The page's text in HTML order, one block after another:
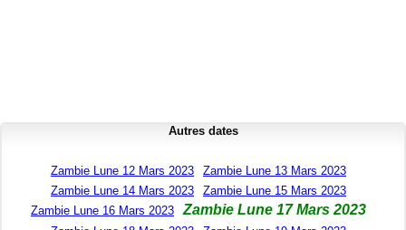
Autres dates
Zambie Lune 12 Mars 2023
Zambie Lune 13 Mars 2023
Zambie Lune 14 Mars 2023
Zambie Lune 15 Mars 2023
Zambie Lune 16 Mars 2023
Zambie Lune 17 Mars 2023